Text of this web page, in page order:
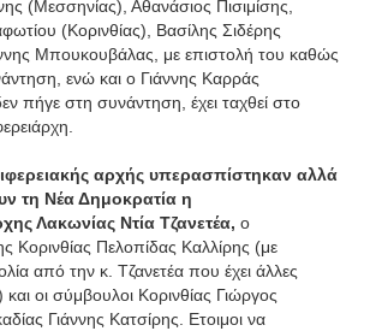
(Μεσσηνίας), Αθανάσιος Πισιμίσης,
(Κορινθίας), Βασίλης Σιδέρης
Μπουκουβάλας, με επιστολή του καθώς
ενώ και ο Γιάννης Καρράς
πήγε στη συνάντηση, έχει ταχθεί στο
αρχής υπερασπίστηκαν αλλά
τη Νέα Δημοκρατία η
Λακωνίας Ντία Τζανετέα, ο
Κορινθίας Πελοπίδας Καλλίρης (με
από την κ. Τζανετέα που έχει άλλες
και οι σύμβουλοι Κορινθίας Γιώργος
Γιάννης Κατσίρης. Ετοιμοι να